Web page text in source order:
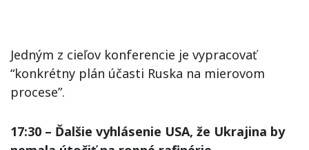
Jedným z cieľov konferencie je vypracovať
“konkrétny plán účasti Ruska na mierovom
procese”.
17:30 – Ďalšie vyhlásenie USA, že Ukrajina by